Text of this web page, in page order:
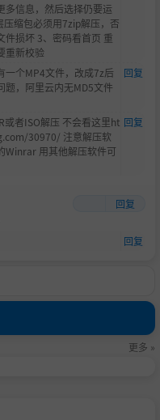
多信息，然后选择仍要运
压缩包必须用7zip解压，否
件损坏 3、密码看首页 重
重新校验
一个MP4文件，改成7z后
题，阿里云内无MD5文件
回复
或者ISO解压 不会看这里ht
30970/ 注意解压软
Winrar 用其他解压软件可
回复
回复
回复
更多 »